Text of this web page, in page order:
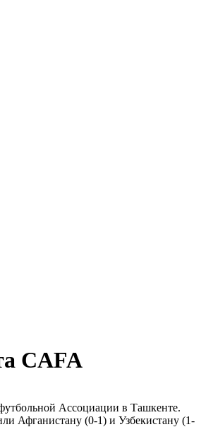
CAFA
Ассоциации в Ташкенте.
Афганистану (0-1) и Узбекистану (1-